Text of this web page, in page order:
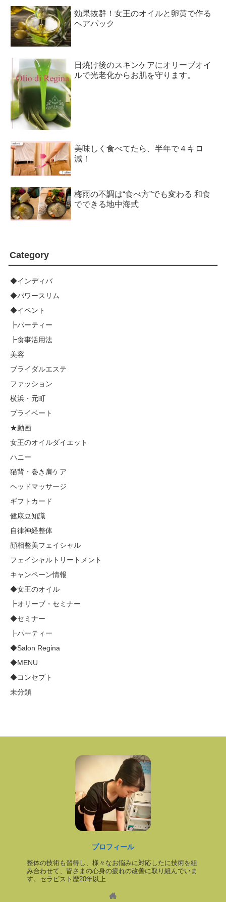
効果抜群！女王のオイルと卵黄で作る
ヘアパック
日焼け後のスキンケアにオリーブオイ
ルで光老化からお肌を守ります。
美味しく食べてたら、半年で４キロ
減！
梅雨の不調は“食べ方”でも変わる 和食
でできる地中海式
Category
◆インディバ
◆パワースリム
◆イベント
┣パーティー
┣食事活用法
美容
ブライダルエステ
ファッション
横浜・元町
プライベート
★動画
女王のオイルダイエット
ハニー
猫背・巻き肩ケア
ヘッドマッサージ
ギフトカード
健康豆知識
自律神経整体
顔相整美フェイシャル
フェイシャルトリートメント
キャンペーン情報
◆女王のオイル
┣オリーブ・セミナー
◆セミナー
┣パーティー
◆Salon Regina
◆MENU
◆コンセプト
未分類
プロフィール
整体の技術も習得し、様々なお悩みに対応したに技術を組
み合わせて、皆さまの心身の疲れの改善に取り組んでいま
す。セラピスト歴20年以上